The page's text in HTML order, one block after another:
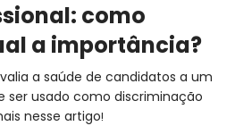
como
a importância?
a saúde de candidatos a um
ser usado como discriminação
nesse artigo!